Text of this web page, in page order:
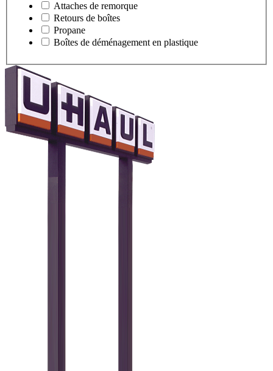
Attaches de remorque
Retours de boîtes
Propane
Boîtes de déménagement en plastique